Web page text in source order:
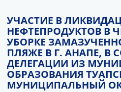
Муниципальное имущество
Публичные слушания и
Документы
УЧАСТИЕ В
НЕФТЕПРОДУКТОВ В
УБОРКЕ
ПЛЯЖЕ В Г. АНАПЕ, В
ДЕЛЕГАЦИИ ИЗ
ОБРАЗОВАНИЯ
МУНИЦИПАЛЬНЫЙ